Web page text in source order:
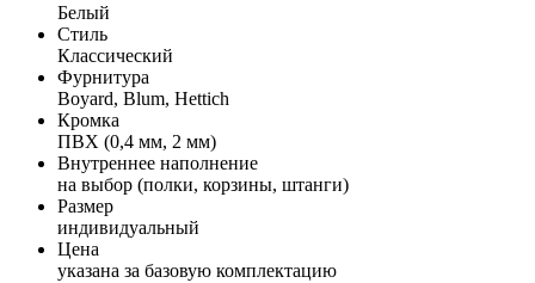
Белый
Стиль
Классический
Фурнитура
Boyard, Blum, Hettich
Кромка
ПВХ (0,4 мм, 2 мм)
Внутреннее наполнение
на выбор (полки, корзины, штанги)
Размер
индивидуальный
Цена
указана за базовую комплектацию